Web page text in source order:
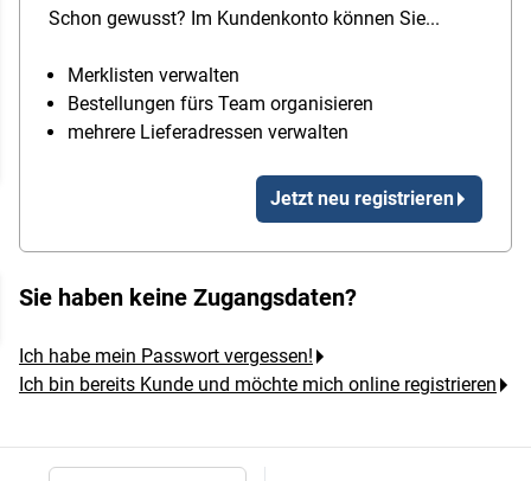
Schon gewusst? Im Kundenkonto können Sie...
Merklisten verwalten
Bestellungen fürs Team organisieren
mehrere Lieferadressen verwalten
Jetzt neu registrieren
Sie haben keine Zugangsdaten?
Ich habe mein Passwort vergessen!
Ich bin bereits Kunde und möchte mich online registrieren